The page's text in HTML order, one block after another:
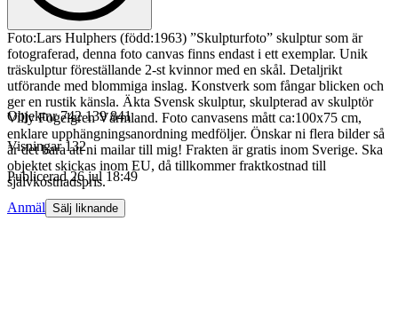
Foto:Lars Hulphers (född:1963) ”Skulpturfoto” skulptur som är
fotograferad, denna foto canvas finns endast i ett exemplar. Unik
träskulptur föreställande 2-st kvinnor med en skål. Detaljrikt
utförande med blommiga inslag. Konstverk som fångar blicken och
ger en rustik känsla. Äkta Svensk skulptur, skulpterad av skulptör
Villy Fogelgren Värmland. Foto canvasens mått ca:100x75 cm,
enklare upphängningsanordning medföljer. Önskar ni flera bilder så
är det bara att ni mailar till mig! Frakten är gratis inom Sverige. Ska
objektet skickas inom EU, då tillkommer fraktkostnad till
självkostnadspris.
Objektnr 742 139 841
Visningar 132
Publicerad 26 jul 18:49
Anmäl Sälj liknande